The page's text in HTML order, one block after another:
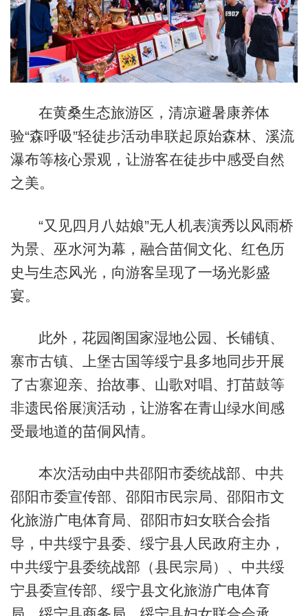
在黄桑生态旅游区，清凉避暑康养体
验“森呼吸”轻徒步活动串联起原始森林、溪流
瀑布等核心景观，让游客在徒步中感受自然
之美。
“又见四月八姑娘”无人机表演秀以风雨桥
为景、巫水河为幕，融合苗侗文化、红色历
史与生态风光，向游客呈现了一场光影盛
宴。
此外，花园阁国家湿地公园、长铺镇、
寨市古镇、上堡古国等绥宁县多地同步开展
了古寨迎亲、抬故事、山歌对唱、打苗鼓等
非遗民俗展演活动，让游客在青山绿水间感
受最地道的苗侗风情。
本次活动由中共邵阳市委统战部、中共
邵阳市委宣传部、邵阳市民宗局、邵阳市文
化旅游广电体育局、邵阳市妇女联合会指
导，中共绥宁县委、绥宁县人民政府主办，
中共绥宁县委统战部（县民宗局）、中共绥
宁县委宣传部、绥宁县文化旅游广电体育